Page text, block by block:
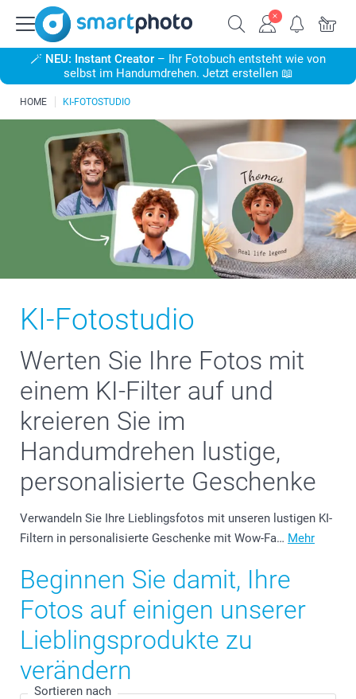
🪄 NEU: Instant Creator – Ihr Fotobuch entsteht wie von
selbst im Handumdrehen. Jetzt erstellen 📖
HOME KI-FOTOSTUDIO
KI-Fotostudio
Werten Sie Ihre Fotos mit
einem KI-Filter auf und
kreieren Sie im
Handumdrehen lustige,
personalisierte Geschenke
Verwandeln Sie Ihre Lieblingsfotos mit unseren lustigen KI-
Filtern in personalisierte Geschenke mit Wow-Fa… Mehr
Beginnen Sie damit, Ihre
Fotos auf einigen unserer
Lieblingsprodukte zu
verändern
Sortieren nach